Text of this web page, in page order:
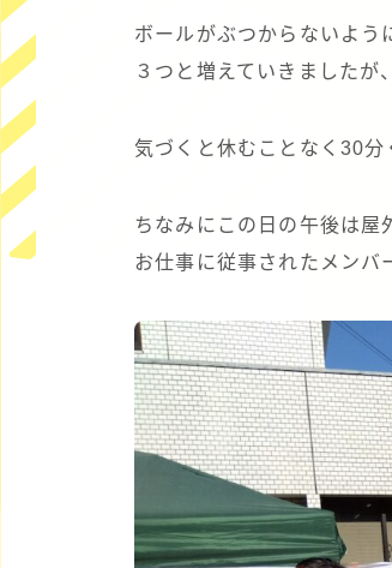
ボールがぶつからないよう
３つと増えていきましたが
気づくと休むことなく30分
ちなみにこの日の午後は屋
お仕事に従事されたメンバ